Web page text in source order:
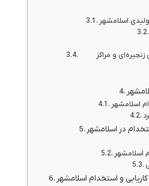
اسلامشهر
و مراکز
اسلامشهر
در اسلامشهر
اسلامشهر
و استخدام اسلامشهر